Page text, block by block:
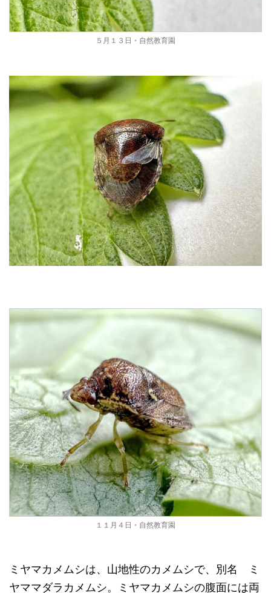
５月１３日・自然教育園
１１月４日・自然教育園
ミヤマカメムシは、山地性のカメムシで、別名 ミ
ヤママダラカメムシ。ミヤマカメムシの腹面には両